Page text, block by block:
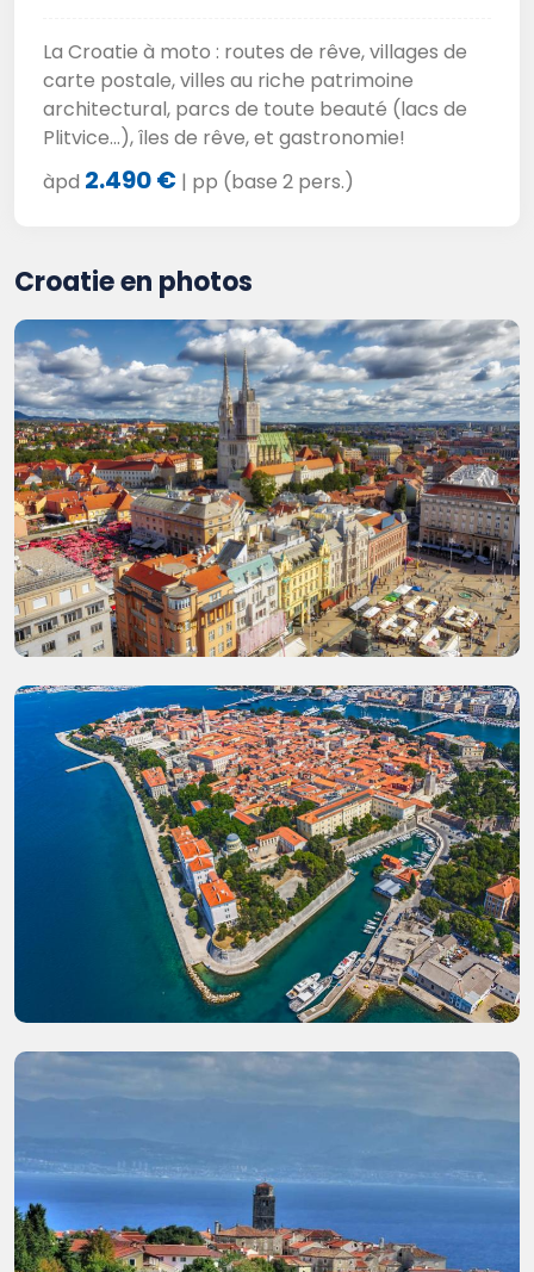
La Croatie à moto : routes de rêve, villages de
carte postale, villes au riche patrimoine
architectural, parcs de toute beauté (lacs de
Plitvice...), îles de rêve, et gastronomie!
àpd 2.490 € | pp (base 2 pers.)
Croatie en photos